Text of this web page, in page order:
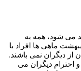
می‌ شود، همه به
ماهی ها افراد با
از دیگران نمی باشند.
دیگران می‌